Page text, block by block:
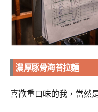
濃厚豚骨海苔拉麵
喜歡重口味的我，當然